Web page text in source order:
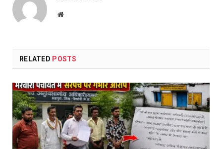
Website
RELATED POSTS